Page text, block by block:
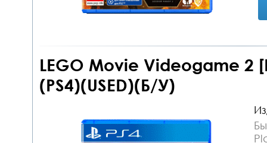
LEGO Movie Videogame 2
(PS4)(USED)(Б/У)